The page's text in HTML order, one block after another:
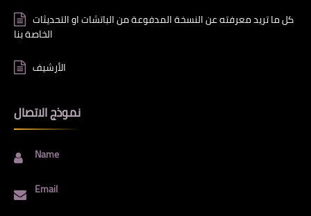
كل ما تريد معرفته عن النسخة المدفوعة من الباتشات او التحديثات
الخاصة بنا
الأرشيف
نموذج الاتصال
Name
Email